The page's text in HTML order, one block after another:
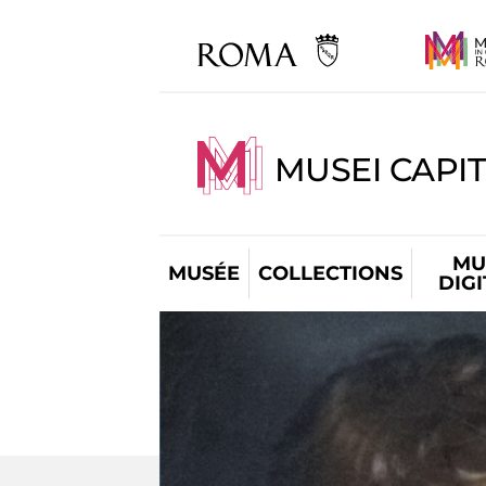
MUSEI
MUSÉE COLLECTIONS